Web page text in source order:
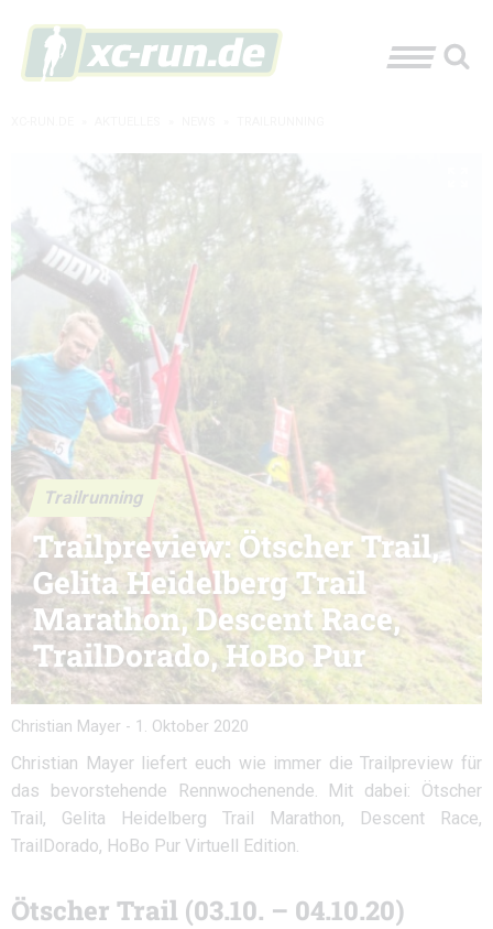
Trailrunning
Trailpreview: Ötscher Trail,
Gelita Heidelberg Trail
Marathon, Descent Race,
TrailDorado, HoBo Pur
Christian Mayer - 1. Oktober 2020
Christian Mayer liefert euch wie immer die Trailpreview für
das bevorstehende Rennwochenende. Mit dabei: Ötscher
Trail, Gelita Heidelberg Trail Marathon, Descent Race,
TrailDorado, HoBo Pur Virtuell Edition.
Ötscher Trail (03.10. – 04.10.20)